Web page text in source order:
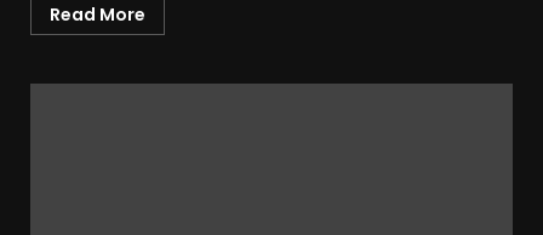
Read More